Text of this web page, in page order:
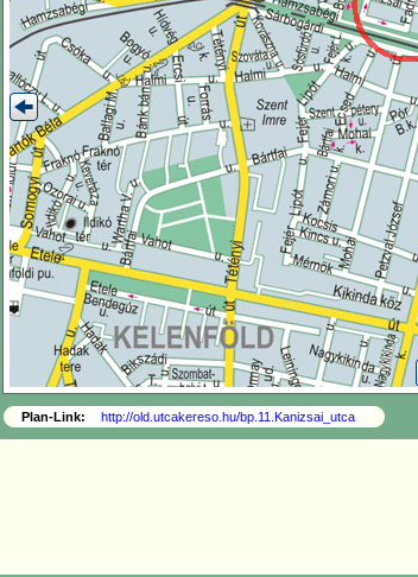
Plan-Link: http://old.utcakereso.hu/bp.11.Kanizsai_utca